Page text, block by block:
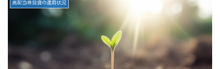
高配当株投資の運用状況